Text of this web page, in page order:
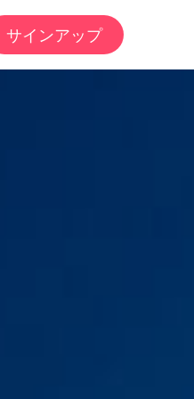
サインアップ